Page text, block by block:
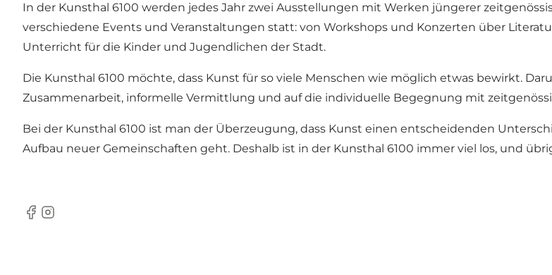
In der Kunsthal 6100 werden jedes Jahr zwei Ausstellungen mit Werken jüngerer
verschiedene Events und Veranstaltungen statt: von Workshops und Konzerten über
Unterricht für die Kinder und Jugendlichen der Stadt.
Die Kunsthal 6100 möchte, dass Kunst für so viele Menschen wie möglich etwas bewirkt.
Zusammenarbeit, informelle Vermittlung und auf die individuelle Begegnung mit
Bei der Kunsthal 6100 ist man der Überzeugung, dass Kunst einen entscheidenden
Aufbau neuer Gemeinschaften geht. Deshalb ist in der Kunsthal 6100 immer viel los, und
Facebook
Instagram